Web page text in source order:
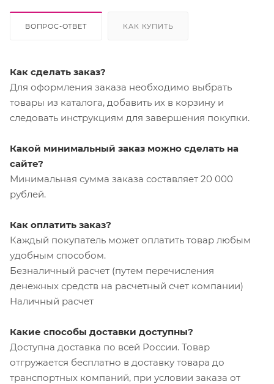
ВОПРОС-ОТВЕТ КАК КУПИТЬ
Как сделать заказ?
Для оформления заказа необходимо выбрать
товары из каталога, добавить их в корзину и
следовать инструкциям для завершения покупки.
Какой минимальный заказ можно сделать на
сайте?
Минимальная сумма заказа составляет 20 000
рублей.
Как оплатить заказ?
Каждый покупатель может оплатить товар любым
удобным способом.
Безналичный расчет (путем перечисления
денежных средств на расчетный счет компании)
Наличный расчет
Какие способы доставки доступны?
Доступна доставка по всей России. Товар
отгружается бесплатно в доставку товара до
транспортных компаний, при условии заказа от